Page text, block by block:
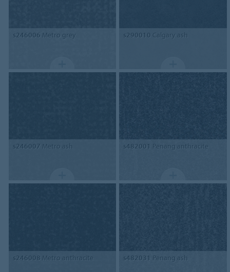
s246006 Metro grey s290010 Calgary ash
s246007 Metro ash s482001 Penang anthracite
s246008 Metro anthracite s482031 Penang ash